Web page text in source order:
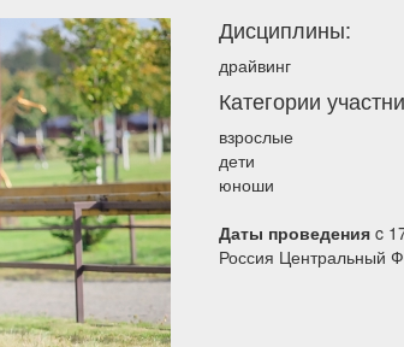
Дисциплины:
драйвинг
Категории
взрослые
дети
юноши
Даты проведения c
Россия Центральный